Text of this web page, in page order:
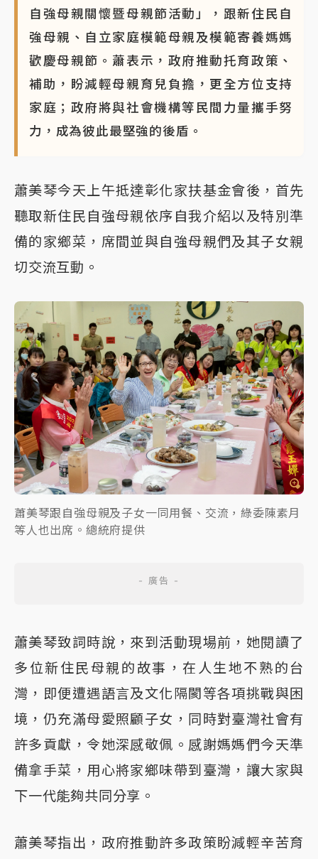
自強母親關懷暨母親節活動」，跟新住民自
強母親、自立家庭模範母親及模範寄養媽媽
歡慶母親節。蕭表示，政府推動托育政策、
補助，盼減輕母親育兒負擔，更全方位支持
家庭；政府將與社會機構等民間力量攜手努
力，成為彼此最堅強的後盾。
蕭美琴今天上午抵達彰化家扶基金會後，首先
聽取新住民自強母親依序自我介紹以及特別準
備的家鄉菜，席間並與自強母親們及其子女親
切交流互動。
蕭美琴跟自強母親及子女一同用餐、交流，綠委陳素月
等人也出席。總統府提供
蕭美琴致詞時說，來到活動現場前，她閱讀了
多位新住民母親的故事，在人生地不熟的台
灣，即便遭遇語言及文化隔閡等各項挑戰與困
境，仍充滿母愛照顧子女，同時對臺灣社會有
許多貢獻，令她深感敬佩。感謝媽媽們今天準
備拿手菜，用心將家鄉味帶到臺灣，讓大家與
下一代能夠共同分享。
蕭美琴指出，政府推動許多政策盼減輕辛苦育